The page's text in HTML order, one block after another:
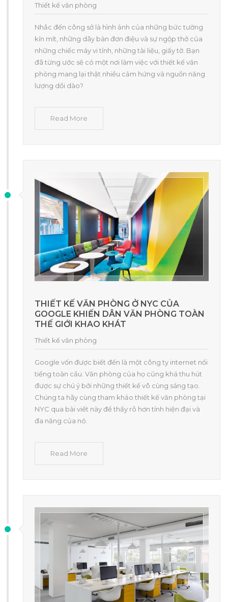
Thiết kế văn phòng
Nhắc đến công sở là hình ảnh của những bức tường
kín mít, những dãy bàn đơn điệu và sự ngộp thở của
những chiếc máy vi tính, những tài liệu, giấy tờ. Bạn
đã từng ước sẽ có một nơi làm việc với thiết kế văn
phòng mang lại thật nhiều cảm hứng và nguồn năng
lượng dồi dào?
Read More
THIẾT KẾ VĂN PHÒNG Ở NYC CỦA
GOOGLE KHIẾN DÂN VĂN PHÒNG TOÀN
THẾ GIỚI KHAO KHÁT
Thiết kế văn phòng
Google vốn được biết đến là một công ty internet nổi
tiếng toàn cầu. Văn phòng của họ cũng khá thu hút
được sự chú ý bởi những thiết kế vô cùng sáng tạo.
Chúng ta hãy cùng tham khảo thiết kế văn phòng tại
NYC qua bài viết này để thấy rõ hơn tính hiện đại và
đa năng của nó.
Read More